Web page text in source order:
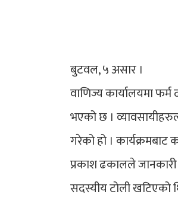
बुटवल, ५ असार ।
वाणिज्य कार्यालयमा
भएको छ ।
गरेको हो ।
प्रकाश ढकालले जानकारी
सदस्यीय टोली खटिएको